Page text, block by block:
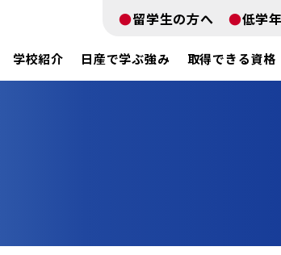
学校紹介 日産で学ぶ強み 取得できる資格
留学生の方へ 低学